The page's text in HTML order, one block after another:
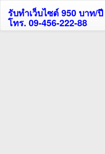
รับทำเว็บไซต์ 950 บาท/ปี
โทร. 09-456-222-88